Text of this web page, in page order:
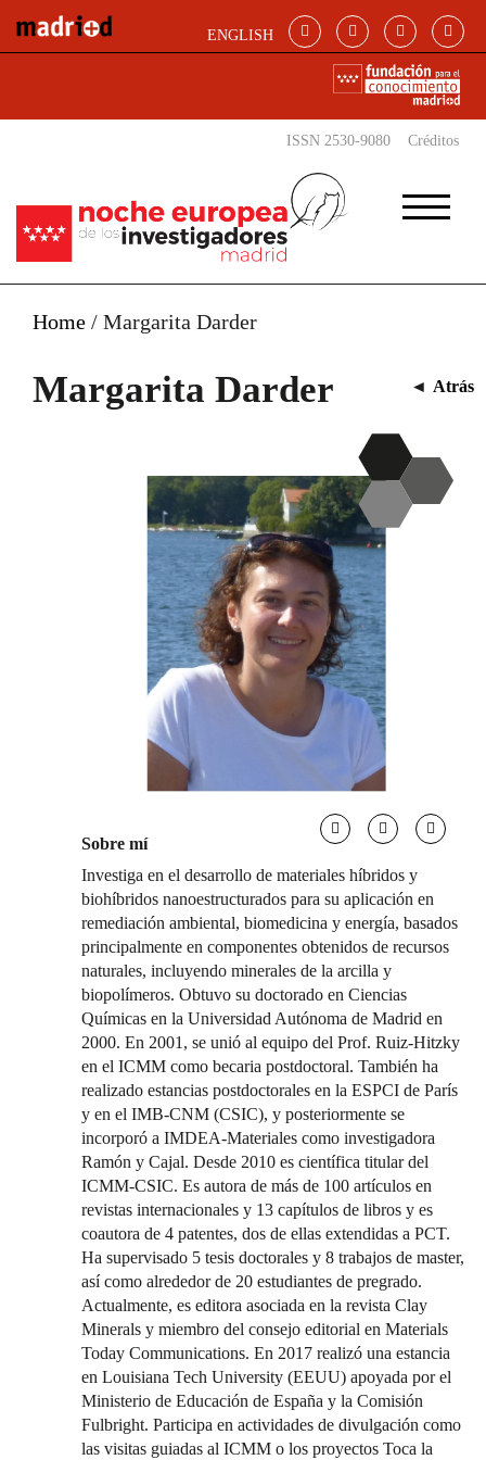
ENGLISH
ISSN 2530-9080 Créditos
Home / Margarita Darder
Margarita Darder ◄ Atrás
Sobre mí
Investiga en el desarrollo de materiales híbridos y
biohíbridos nanoestructurados para su aplicación en
remediación ambiental, biomedicina y energía, basados
principalmente en componentes obtenidos de recursos
naturales, incluyendo minerales de la arcilla y
biopolímeros. Obtuvo su doctorado en Ciencias
Químicas en la Universidad Autónoma de Madrid en
2000. En 2001, se unió al equipo del Prof. Ruiz-Hitzky
en el ICMM como becaria postdoctoral. También ha
realizado estancias postdoctorales en la ESPCI de París
y en el IMB-CNM (CSIC), y posteriormente se
incorporó a IMDEA-Materiales como investigadora
Ramón y Cajal. Desde 2010 es científica titular del
ICMM-CSIC. Es autora de más de 100 artículos en
revistas internacionales y 13 capítulos de libros y es
coautora de 4 patentes, dos de ellas extendidas a PCT.
Ha supervisado 5 tesis doctorales y 8 trabajos de master,
así como alrededor de 20 estudiantes de pregrado.
Actualmente, es editora asociada en la revista Clay
Minerals y miembro del consejo editorial en Materials
Today Communications. En 2017 realizó una estancia
en Louisiana Tech University (EEUU) apoyada por el
Ministerio de Educación de España y la Comisión
Fulbright. Participa en actividades de divulgación como
las visitas guiadas al ICMM o los proyectos Toca la